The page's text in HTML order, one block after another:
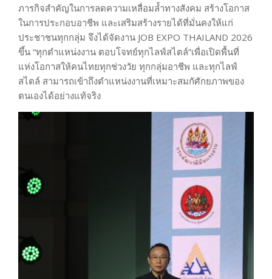
ภารกิจสำคัญในการลดความเหลื่อมล้ำทางสังคม สร้างโอกาส
ในการประกอบอาชีพ และเสริมสร้างรายได้ที่มั่นคงให้แก่
ประชาชนทุกกลุ่ม จึงได้จัดงาน JOB EXPO THAILAND 2026
ขึ้น “ทุกตำแหน่งงาน ตอบโจทย์ทุกไลฟ์สไตล์”เพื่อเปิดพื้นที่
แห่งโอกาสให้คนไทยทุกช่วงวัย ทุกกลุ่มอาชีพ และทุกไลฟ์
สไตล์ สามารถเข้าถึงตำแหน่งงานที่เหมาะสมกัศักยภาพของ
ตนเองได้อย่างแท้จริง